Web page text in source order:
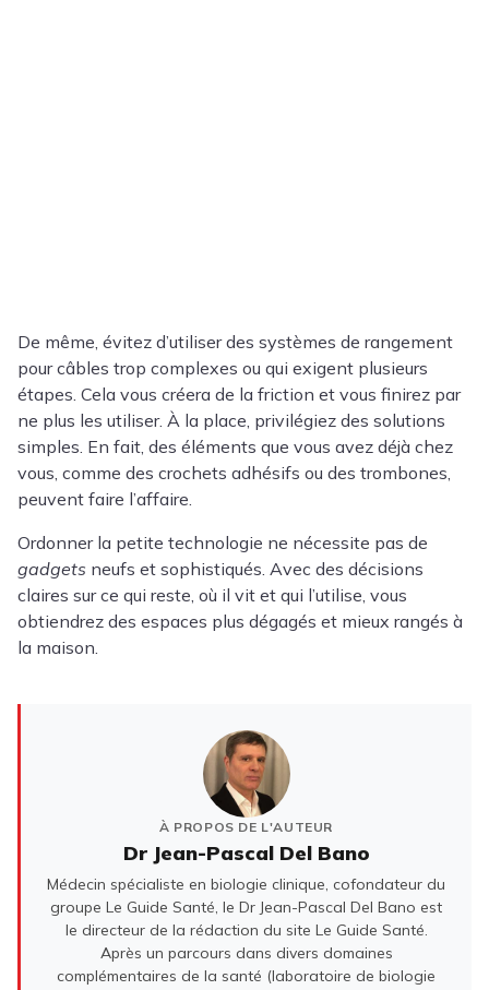
De même, évitez d’utiliser des systèmes de rangement
pour câbles trop complexes ou qui exigent plusieurs
étapes. Cela vous créera de la friction et vous finirez par
ne plus les utiliser. À la place, privilégiez des solutions
simples. En fait, des éléments que vous avez déjà chez
vous, comme des crochets adhésifs ou des trombones,
peuvent faire l’affaire.
Ordonner la petite technologie ne nécessite pas de
gadgets neufs et sophistiqués. Avec des décisions
claires sur ce qui reste, où il vit et qui l’utilise, vous
obtiendrez des espaces plus dégagés et mieux rangés à
la maison.
À PROPOS DE L'AUTEUR
Dr Jean-Pascal Del Bano
Médecin spécialiste en biologie clinique, cofondateur du
groupe Le Guide Santé, le Dr Jean-Pascal Del Bano est
le directeur de la rédaction du site Le Guide Santé.
Après un parcours dans divers domaines
complémentaires de la santé (laboratoire de biologie